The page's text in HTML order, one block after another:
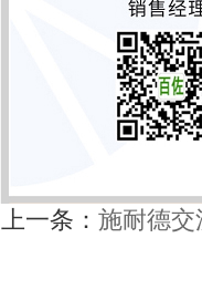
上一条： 施耐德交